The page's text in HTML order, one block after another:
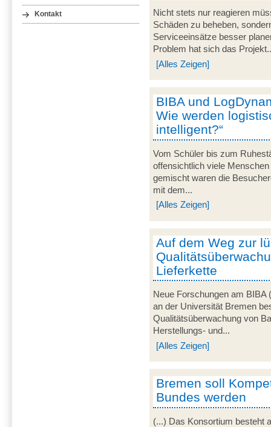
Kontakt
Nicht stets nur reagieren
Schäden zu beheben,
Serviceeinsätze besser
Problem hat sich das
[Alles Zeigen]
BIBA und
Wie werden
intelligent?“
Vom Schüler bis zum
offensichtlich viele
gemischt waren die
mit dem...
[Alles Zeigen]
Auf dem Weg zur
Lieferkette
Neue Forschungen am BIBA
an der Universität Bremen
Qualitätsüberwachung von
Herstellungs- und...
[Alles Zeigen]
Bremen soll
Bundes werden
(...) Das Konsortium besteht